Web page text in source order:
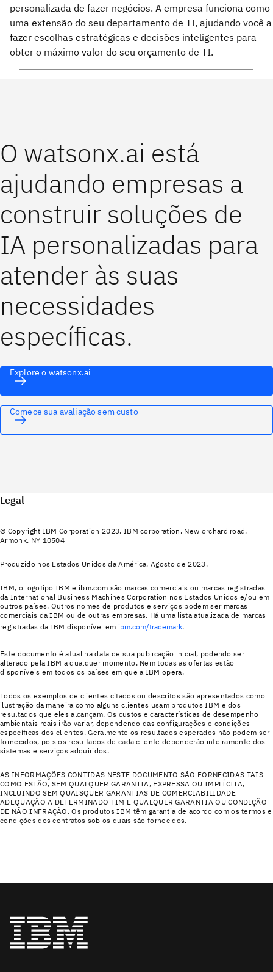
personalizada de fazer negócios. A empresa funciona como
uma extensão do seu departamento de TI, ajudando você a
fazer escolhas estratégicas e decisões inteligentes para
obter o máximo valor do seu orçamento de TI.
O watsonx.ai está
ajudando empresas a
construir soluções de
IA personalizadas para
atender às suas
necessidades
específicas.
Explore o watsonx.ai
Comece sua avaliação sem custo
Legal
© Copyright IBM Corporation 2023. IBM corporation, New orchard road,
Armonk, NY 10504
Produzido nos Estados Unidos da América. Agosto de 2023.
IBM, o logotipo IBM e ibm.com são marcas comerciais ou marcas registradas
da International Business Machines Corporation nos Estados Unidos e/ou em
outros países. Outros nomes de produtos e serviços podem ser marcas
comerciais da IBM ou de outras empresas. Há uma lista atualizada de marcas
registradas da IBM disponível em ibm.com/trademark.
Este documento é atual na data de sua publicação inicial, podendo ser
alterado pela IBM a qualquer momento. Nem todas as ofertas estão
disponíveis em todos os países em que a IBM opera.
Todos os exemplos de clientes citados ou descritos são apresentados como
ilustração da maneira como alguns clientes usam produtos IBM e dos
resultados que eles alcançam. Os custos e características de desempenho
ambientais reais irão variar, dependendo das configurações e condições
específicas dos clientes. Geralmente os resultados esperados não podem ser
fornecidos, pois os resultados de cada cliente dependerão inteiramente dos
sistemas e serviços adquiridos.
AS INFORMAÇÕES CONTIDAS NESTE DOCUMENTO SÃO FORNECIDAS TAIS
COMO ESTÃO, SEM QUALQUER GARANTIA, EXPRESSA OU IMPLÍCITA,
INCLUINDO SEM QUAISQUER GARANTIAS DE COMERCIABILIDADE
ADEQUAÇÃO A DETERMINADO FIM E QUALQUER GARANTIA OU CONDIÇÃO
DE NÃO INFRAÇÃO. Os produtos IBM têm garantia de acordo com os termos e
condições dos contratos sob os quais são fornecidos.